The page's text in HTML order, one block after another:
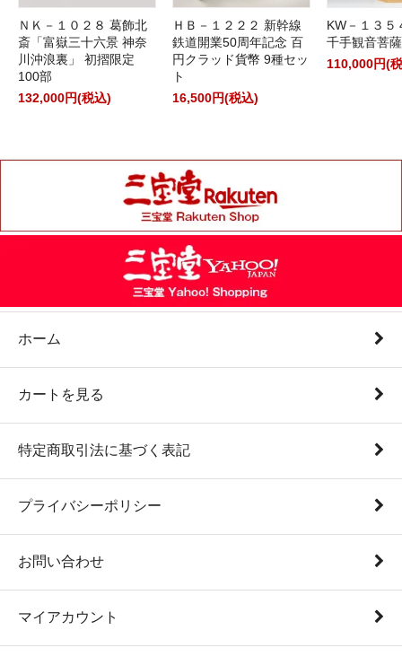
ＮＫ－１０２８ 葛飾北
斎「富嶽三十六景 神奈
川沖浪裏」 初摺限定
100部
132,000円(税込)
ＨＢ－１２２２ 新幹線
鉄道開業50周年記念 百
円クラッド貨幣 9種セッ
ト
16,500円(税込)
KW－１３
千手観音菩
110,000円(
ホーム
カートを見る
特定商取引法に基づく表記
プライバシーポリシー
お問い合わせ
マイアカウント